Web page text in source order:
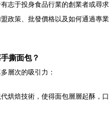
志于投身食品行業的創業者或尋求
政策、批發價格以及如何通過專業
撕面包？
層次的吸引力：
烘焙技術，使得面包層層起酥，口